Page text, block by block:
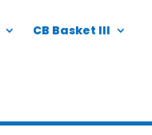
CB Basket III